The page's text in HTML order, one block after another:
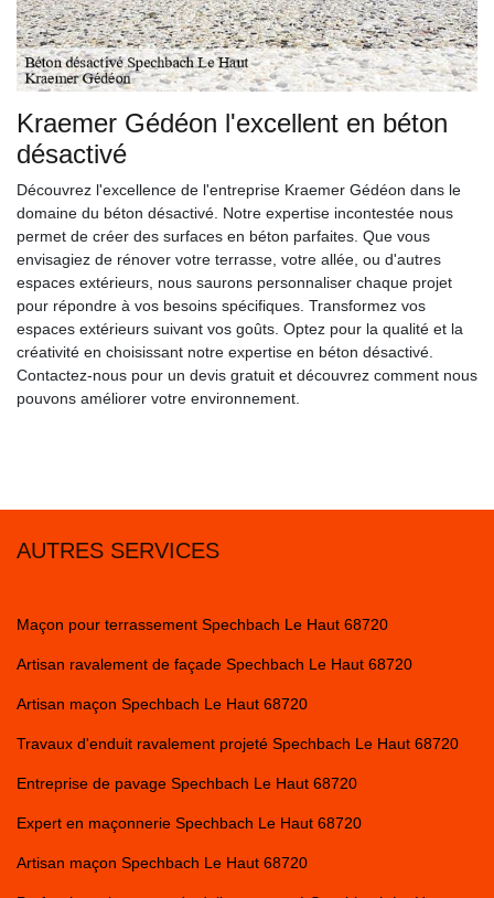
Kraemer Gédéon l'excellent en béton
désactivé
Découvrez l'excellence de l'entreprise Kraemer Gédéon dans le
domaine du béton désactivé. Notre expertise incontestée nous
permet de créer des surfaces en béton parfaites. Que vous
envisagiez de rénover votre terrasse, votre allée, ou d'autres
espaces extérieurs, nous saurons personnaliser chaque projet
pour répondre à vos besoins spécifiques. Transformez vos
espaces extérieurs suivant vos goûts. Optez pour la qualité et la
créativité en choisissant notre expertise en béton désactivé.
Contactez-nous pour un devis gratuit et découvrez comment nous
pouvons améliorer votre environnement.
AUTRES SERVICES
Maçon pour terrassement Spechbach Le Haut 68720
Artisan ravalement de façade Spechbach Le Haut 68720
Artisan maçon Spechbach Le Haut 68720
Travaux d'enduit ravalement projeté Spechbach Le Haut 68720
Entreprise de pavage Spechbach Le Haut 68720
Expert en maçonnerie Spechbach Le Haut 68720
Artisan maçon Spechbach Le Haut 68720